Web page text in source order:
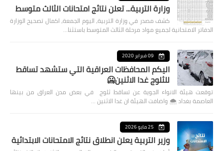
وزارة التربية... تعلن نتائج امتحانات الثالث متوسط
كشف مصدر في وزارة التربية، اليوم الجمعة، اكمال تصحيح الوزارة
الدفاتر الامتحانية لجميع مواد مرحلة الثالث المتوسط باستثنا…
09 فبراير 2020
اليكم المحافظات العراقية التي ستشهد تساقط
للثلوج غدا الاثنين🥶
توقعت هيئة الانواء الجوية عن تساقط ثلوج في بعض مدن العراق من بينها
العاصمة بغداد ⁦🌨️⁩ واضافت الهيئة ان غدا الاثنين …
25 مايو 2026
وزير التربية يعلن انطلاق نتائج الامتحانات الابتدائية